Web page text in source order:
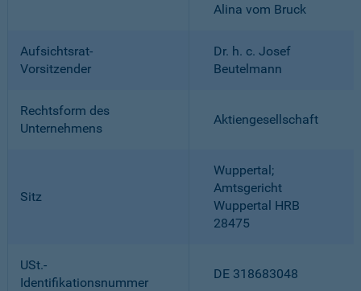
Alina vom Bruck
Aufsichtsrat-
Vorsitzender
Dr. h. c. Josef
Beutelmann
Rechtsform des
Unternehmens
Aktiengesellschaft
Sitz
Wuppertal;
Amtsgericht
Wuppertal HRB
28475
USt.-
Identifikationsnummer
DE 318683048